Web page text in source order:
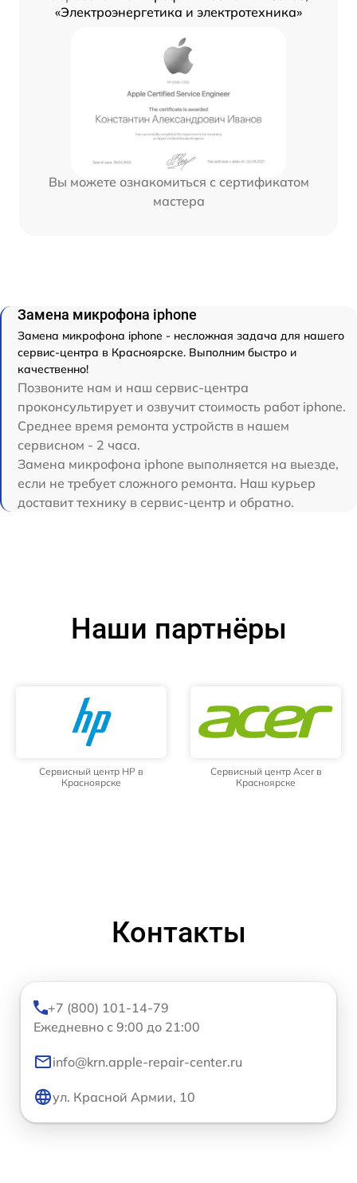
«Электроэнергетика и электротехника»
Вы можете ознакомиться с сертификатом
мастера
Замена микрофона iphone
Замена микрофона iphone - несложная задача для нашего
сервис-центра в Красноярске. Выполним быстро и
качественно!
Позвоните нам и наш сервис-центра
проконсультирует и озвучит стоимость работ iphone.
Среднее время ремонта устройств в нашем
сервисном - 2 часа.
Замена микрофона iphone выполняется на выезде,
если не требует сложного ремонта. Наш курьер
доставит технику в сервис-центр и обратно.
Наши партнёры
Сервисный центр HP в
Красноярске
Сервисный центр Acer в
Красноярске
Контакты
+7 (800) 101-14-79
Ежедневно с 9:00 до 21:00
info@krn.apple-repair-center.ru
ул. Красной Армии, 10